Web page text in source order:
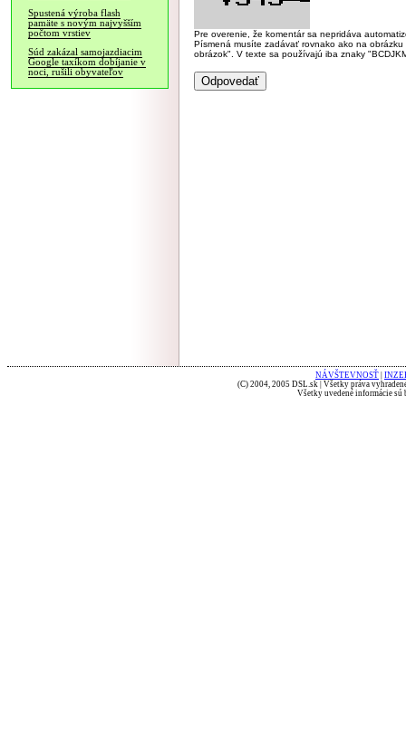
Spustená výroba flash
pamäte s novým najvyšším
počtom vrstiev
Súd zakázal samojazdiacim
Google taxíkom dobíjanie v
noci, rušili obyvateľov
Pre overenie, že komentár sa nepridáva
Písmená musíte zadávať rovnako ako na
obrázok". V texte sa používajú iba znaky
NÁVŠTEVNOSŤ
(C) 2004, 2005 DSL.sk | Všetky práva
Všetky uvedené informácie sú